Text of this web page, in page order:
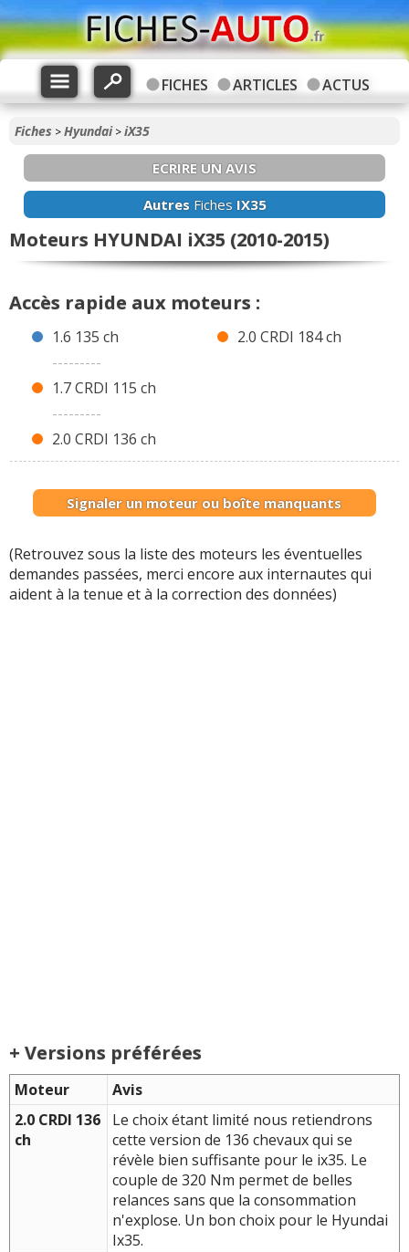
FICHES ARTICLES ACTUS
Fiches >Hyundai>iX35
ECRIRE UN AVIS
AutresFiches IX35
Moteurs HYUNDAI iX35 (2010-2015)
Accès rapide aux moteurs :
1.6 135 ch
---------
1.7 CRDI 115 ch
---------
2.0 CRDI 136 ch
2.0 CRDI 184 ch
Signaler un moteur ou boîte manquants
(Retrouvez sous la liste des moteurs les éventuelles
demandes passées, merci encore aux internautes qui
aident à la tenue et à la correction des données)
+ Versions préférées
Moteur
Avis
2.0 CRDI 136
ch
Le choix étant limité nous retiendrons
cette version de 136 chevaux qui se
révèle bien suffisante pour le ix35. Le
couple de 320 Nm permet de belles
relances sans que la consommation
n'explose. Un bon choix pour le Hyundai
Ix35.